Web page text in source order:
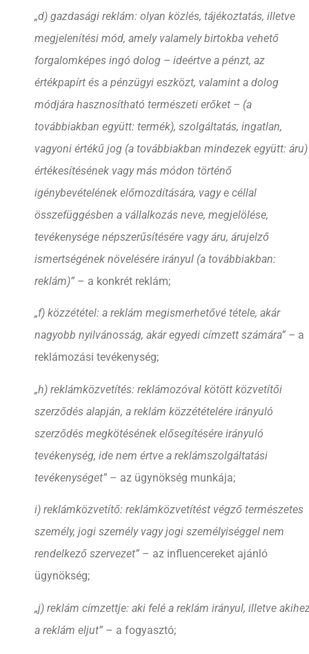
„d) gazdasági reklám: olyan közlés, tájékoztatás, illetve
megjelenítési mód, amely valamely birtokba vehető
forgalomképes ingó dolog – ideértve a pénzt, az
értékpapírt és a pénzügyi eszközt, valamint a dolog
módjára hasznosítható természeti erőket – (a
továbbiakban együtt: termék), szolgáltatás, ingatlan,
vagyoni értékű jog (a továbbiakban mindezek együtt: áru)
értékesítésének vagy más módon történő
igénybevételének előmozdítására, vagy e céllal
összefüggésben a vállalkozás neve, megjelölése,
tevékenysége népszerűsítésére vagy áru, árujelző
ismertségének növelésére irányul (a továbbiakban:
reklám)” – a konkrét reklám;
„f) közzététel: a reklám megismerhetővé tétele, akár
nagyobb nyilvánosság, akár egyedi címzett számára” – a
reklámozási tevékenység;
„h) reklámközvetítés: reklámozóval kötött közvetítői
szerződés alapján, a reklám közzétételére irányuló
szerződés megkötésének elősegítésére irányuló
tevékenység, ide nem értve a reklámszolgáltatási
tevékenységet” – az ügynökség munkája;
i) reklámközvetítő: reklámközvetítést végző természetes
személy, jogi személy vagy jogi személyiséggel nem
rendelkező szervezet” – az influencereket ajánló
ügynökség;
„j) reklám címzettje: aki felé a reklám irányul, illetve
a reklám eljut” – a fogyasztó;